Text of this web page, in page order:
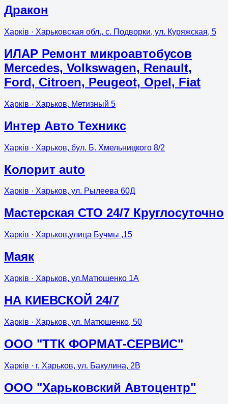
Дракон
Харків · Харьковская обл., с. Подворки, ул. Куряжская, 5
ИЛАР Ремонт микроавтобусов
Mercedes, Volkswagen, Renault,
Ford, Citroen, Peugeot, Opel, Fiat
Харків · Харьков, Метизный 5
Интер Авто Техникс
Харків · Харьков, бул. Б. Хмельницкого 8/2
Колорит auto
Харків · Харьков, ул. Рылеева 60Д
Мастерская СТО 24/7 Круглосуточно
Харків · Харьков,улица Бучмы ,15
Маяк
Харків · Харьков, ул.Матюшенко 1А
НА КИЕВСКОЙ 24/7
Харків · Харьков, ул. Матюшенко, 50
ООО "ТТК ФОРМАТ-СЕРВИС"
Харків · г. Харьков, ул. Бакулина, 2В
ООО "Харьковский Автоцентр"